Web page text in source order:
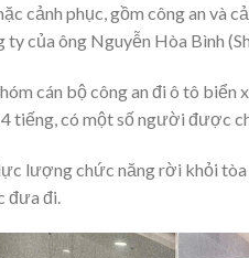
cảnh phục, gồm công an và
của ông Nguyễn Hòa Bình
cán bộ công an đi ô tô
tiếng, có một số người được
lượng chức năng rời khỏi
đưa đi.